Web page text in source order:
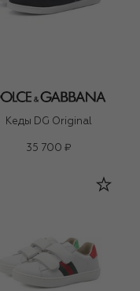
Кеды DG Original
35 700 ₽